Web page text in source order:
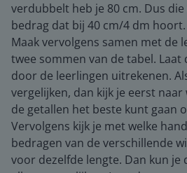
verdubbelt heb je 80 cm. Dus
bedrag dat bij 40 cm/4 dm
Maak vervolgens samen met de
twee sommen van de tabel. Laat
door de leerlingen uitrekenen.
vergelijken, dan kijk je eerst
de getallen het beste kunt gaan
Vervolgens kijk je met welke
bedragen van de verschillende
voor dezelfde lengte. Dan kun je